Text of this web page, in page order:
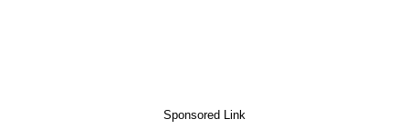
Sponsored Link